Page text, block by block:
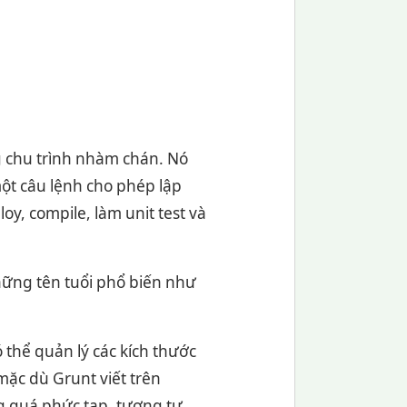
trình nhàm chán. Nó
câu lệnh cho phép lập
compile, làm unit test và
tên tuổi phổ biến như
quản lý các kích thước
dù Grunt viết trên